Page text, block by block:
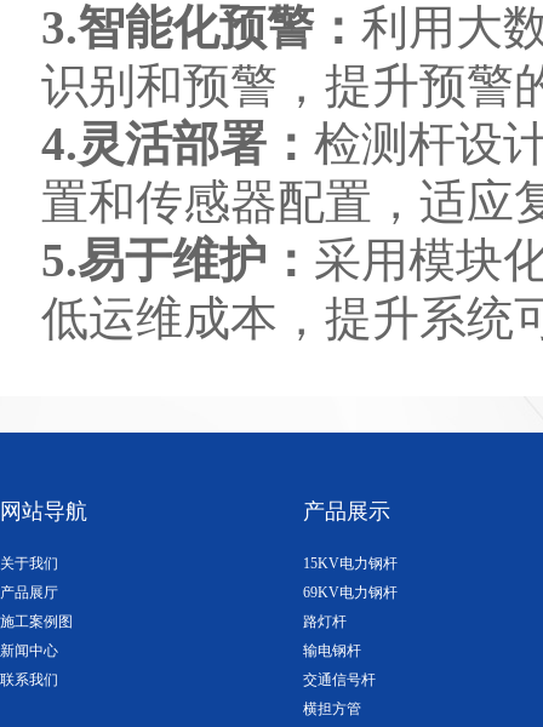
3.智能化预警： 利用大
识别和预警，提升预警
4.灵活部署： 检测杆设
置和传感器配置，适应
5.易于维护： 采用模块
低运维成本，提升系统
网站导航
关于我们
产品展厅
施工案例图
新闻中心
联系我们
产品展示
15KV电力钢杆
69KV电力钢杆
路灯杆
输电钢杆
交通信号杆
横担方管